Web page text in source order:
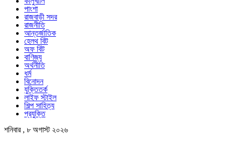
পাংশা
রাজবাড়ী সদর
রাজনীতি
আন্তর্জাতিক
হেলথ বিট
অফ বিট
বাণিজ্য
অর্থনীতি
ধর্ম
বিনোদন
যুক্তিতর্ক
লাইফ স্টাইল
শিল্প সাহিত্য
প্রযুক্তি
শনিবার , ৮ অগাস্ট ২০২৬